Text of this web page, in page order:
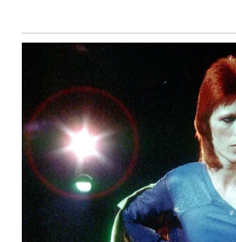
GORONTALO
WN
SULUT
WN
MALUKU